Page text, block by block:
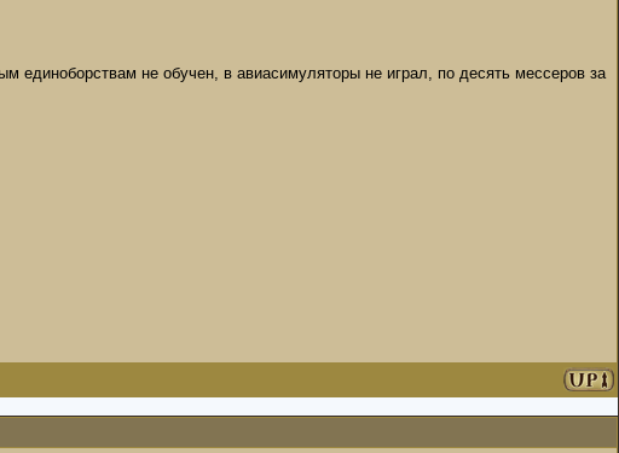
единоборствам не обучен, в авиасимуляторы не играл, по десять мессеров за